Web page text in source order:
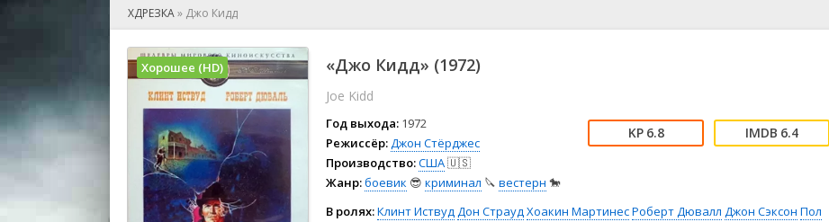
🕺 Мюзикл
👨‍💻 Реальное тв
🎤 Ток-шоу
😱 Ужасы
🧙‍♀️ Фантастика
🤠 Фильм-нуар
🧝‍♂️ Фэнтези
🏅 Церемония
ХДРЕЗКА» Джо Кидд
«Джо Кидд» (1972)
Joe Kidd
Год выхода: 1972
Режиссёр:Джон Стёрджес
Производство:США🇺🇸
Жанр:боевик 😎 криминал 🔪 вестерн 🐎
6.8 6.4
В ролях:Клинт ИствудДон СтраудХоакин МартинесРоберт Дювалл Джон Сэксон Пол
Хорошее (HD)